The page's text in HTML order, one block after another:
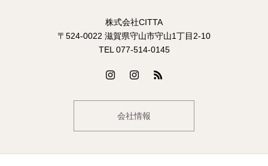
株式会社CITTA
〒524-0022 滋賀県守山市守山1丁目2-10
TEL 077-514-0145
会社情報